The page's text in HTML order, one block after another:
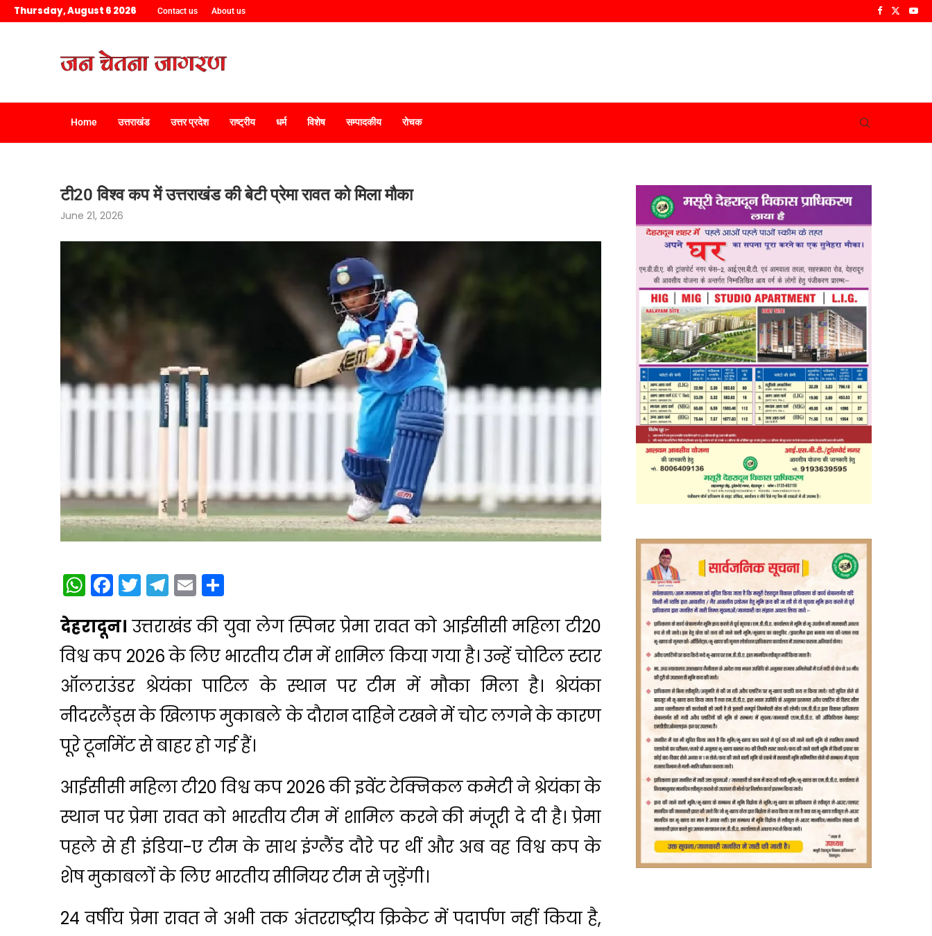
Thursday, August 6 2026 Contact us About us
Home उत्तराखंड उत्तर प्रदेश राष्ट्रीय धर्म विशेष सम्पादकीय रोचक
टी20 विश्व कप में उत्तराखंड की बेटी प्रेमा रावत को मिला मौका
June 21, 2026
WhatsApp
Facebook
Twitter
Telegram
Email
देहरादून। उत्तराखंड की युवा लेग स्पिनर प्रेमा रावत को आईसीसी महिला टी20
विश्व कप 2026 के लिए भारतीय टीम में शामिल किया गया है। उन्हें चोटिल स्टार
ऑलराउंडर श्रेयंका पाटिल के स्थान पर टीम में मौका मिला है। श्रेयंका
नीदरलैंड्स के खिलाफ मुकाबले के दौरान दाहिने टखने में चोट लगने के कारण
पूरे टूर्नामेंट से बाहर हो गई हैं।
आईसीसी महिला टी20 विश्व कप 2026 की इवेंट टेक्निकल कमेटी ने श्रेयंका के
स्थान पर प्रेमा रावत को भारतीय टीम में शामिल करने की मंजूरी दे दी है। प्रेमा
पहले से ही इंडिया-ए टीम के साथ इंग्लैंड दौरे पर थीं और अब वह विश्व कप के
शेष मुकाबलों के लिए भारतीय सीनियर टीम से जुड़ेंगी।
24 वर्षीय प्रेमा रावत ने अभी तक अंतरराष्ट्रीय क्रिकेट में पदार्पण नहीं किया है,